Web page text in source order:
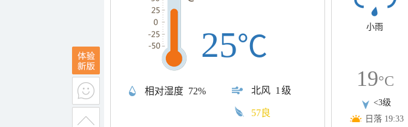
相对湿度 72% 北风 1级
25℃
57良
小雨
19°C
<3级
日落 19:33